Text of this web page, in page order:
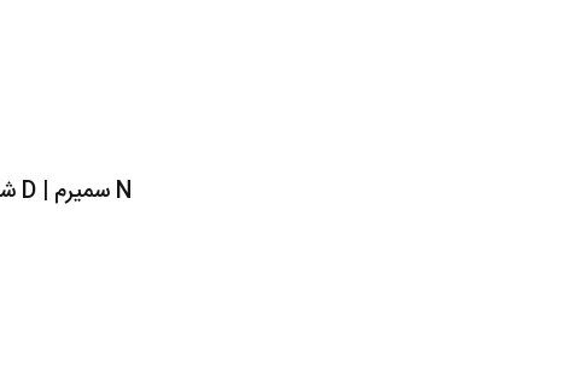
N سمیرم | D شاموتی | F مشکی | G طوسی گرانیتی | H قهوه ای | K سفید | R رستیک